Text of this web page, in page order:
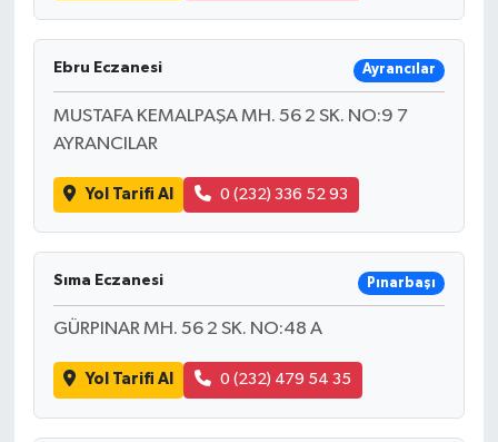
Ebru Eczanesi Ayrancılar
MUSTAFA KEMALPAŞA MH. 56 2 SK. NO:9 7
AYRANCILAR
Yol Tarifi Al 0 (232) 336 52 93
Sıma Eczanesi Pınarbaşı
GÜRPINAR MH. 56 2 SK. NO:48 A
Yol Tarifi Al 0 (232) 479 54 35